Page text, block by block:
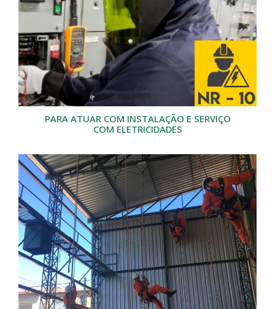
PARA ATUAR COM INSTALAÇÃO E SERVIÇO
COM ELETRICIDADES